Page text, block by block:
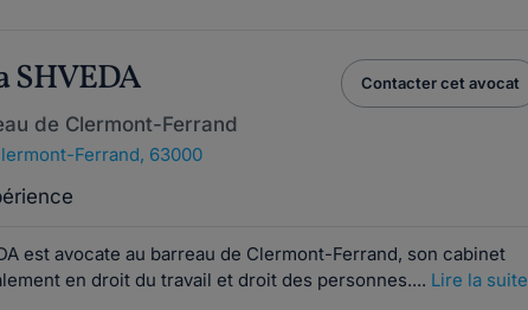
SHVEDA
de Clermont-Ferrand
Ferrand, 63000
Contacter cet avocat
est avocate au barreau de Clermont-Ferrand, son cabinet
en droit du travail et droit des personnes.... Lire la suite